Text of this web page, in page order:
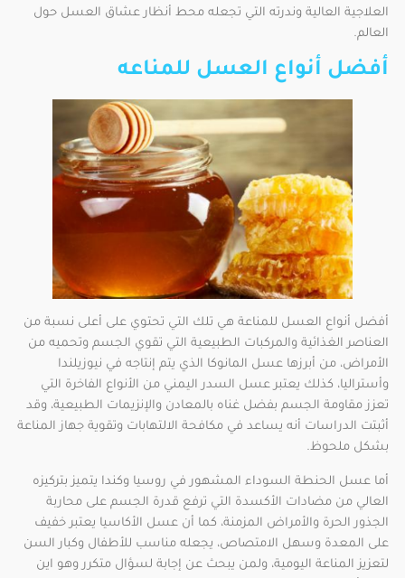
العلاجية العالية وندرته التي تجعله محط أنظار عشاق العسل حول
العالم.
أفضل أنواع العسل للمناعه
أفضل أنواع العسل للمناعة هي تلك التي تحتوي على أعلى نسبة من
العناصر الغذائية والمركبات الطبيعية التي تقوي الجسم وتحميه من
الأمراض، من أبرزها عسل المانوكا الذي يتم إنتاجه في نيوزيلندا
وأستراليا، كذلك يعتبر عسل السدر اليمني من الأنواع الفاخرة التي
تعزز مقاومة الجسم بفضل غناه بالمعادن والإنزيمات الطبيعية، وقد
أثبتت الدراسات أنه يساعد في مكافحة الالتهابات وتقوية جهاز المناعة
بشكل ملحوظ.
أما عسل الحنطة السوداء المشهور في روسيا وكندا يتميز بتركيزه
العالي من مضادات الأكسدة التي ترفع قدرة الجسم على محاربة
الجذور الحرة والأمراض المزمنة، كما أن عسل الأكاسيا يعتبر خفيف
على المعدة وسهل الامتصاص، يجعله مناسب للأطفال وكبار السن
لتعزيز المناعة اليومية، ولمن يبحث عن إجابة لسؤال متكرر وهو اين